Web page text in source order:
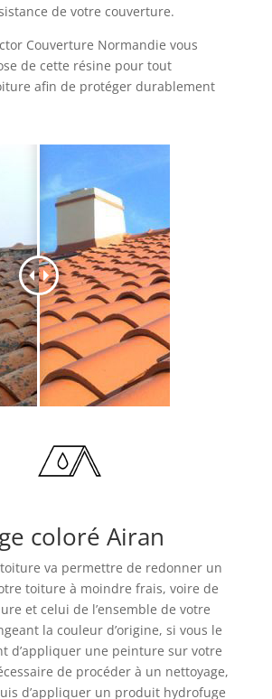
de votre couverture.
Couverture Normandie vous
de cette résine pour tout
afin de protéger durablement
coloré Airan
va permettre de redonner un
toiture à moindre frais, voire de
et celui de l’ensemble de votre
la couleur d’origine, si vous le
d’appliquer une peinture sur votre
de procéder à un nettoyage,
d’appliquer un produit hydrofuge